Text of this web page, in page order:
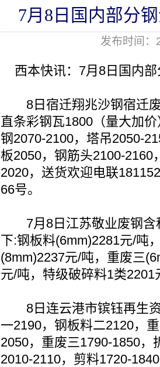
7月8日国内部分
发布时间
西本快讯：7月8日国内部
8日宿迁翔兆沙钢宿迁废
直条彩钢瓦1800（量大加
钢2070-2100，塔吊2050-
板2050，钢筋头2100-2160
2020，送货欢迎电联
66号。
7月8日江苏敬业废钢含
下:钢板料(6mm)2281元/吨
(8mm)2237元/吨，重废三
元/吨，特级破碎料1类2201
8日连云港市镔钰再生资
一2190，钢板料二2120，
2050，重废三1790-1850，
2010-2110，剪料1720-